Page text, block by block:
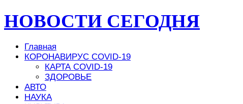
НОВОСТИ СЕГОДНЯ
Главная
КОРОНАВИРУС COVID-19
КАРТА COVID-19
ЗДОРОВЬЕ
АВТО
НАУКА